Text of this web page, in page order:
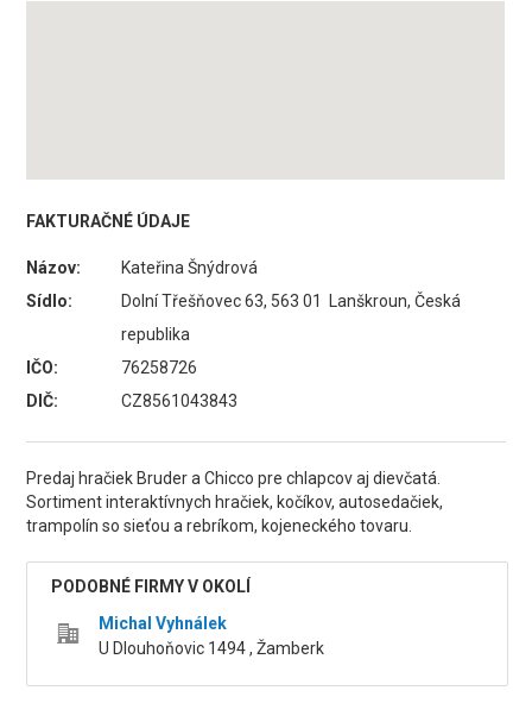
FAKTURAČNÉ ÚDAJE
Názov:
Kateřina Šnýdrová
Sídlo:
Dolní Třešňovec 63, 563 01 Lanškroun, Česká
republika
IČO:
76258726
DIČ:
CZ8561043843
Predaj hračiek Bruder a Chicco pre chlapcov aj dievčatá.
Sortiment interaktívnych hračiek, kočíkov, autosedačiek,
trampolín so sieťou a rebríkom, kojeneckého tovaru.
PODOBNÉ FIRMY V OKOLÍ
Michal Vyhnálek
U Dlouhoňovic 1494 , Žamberk